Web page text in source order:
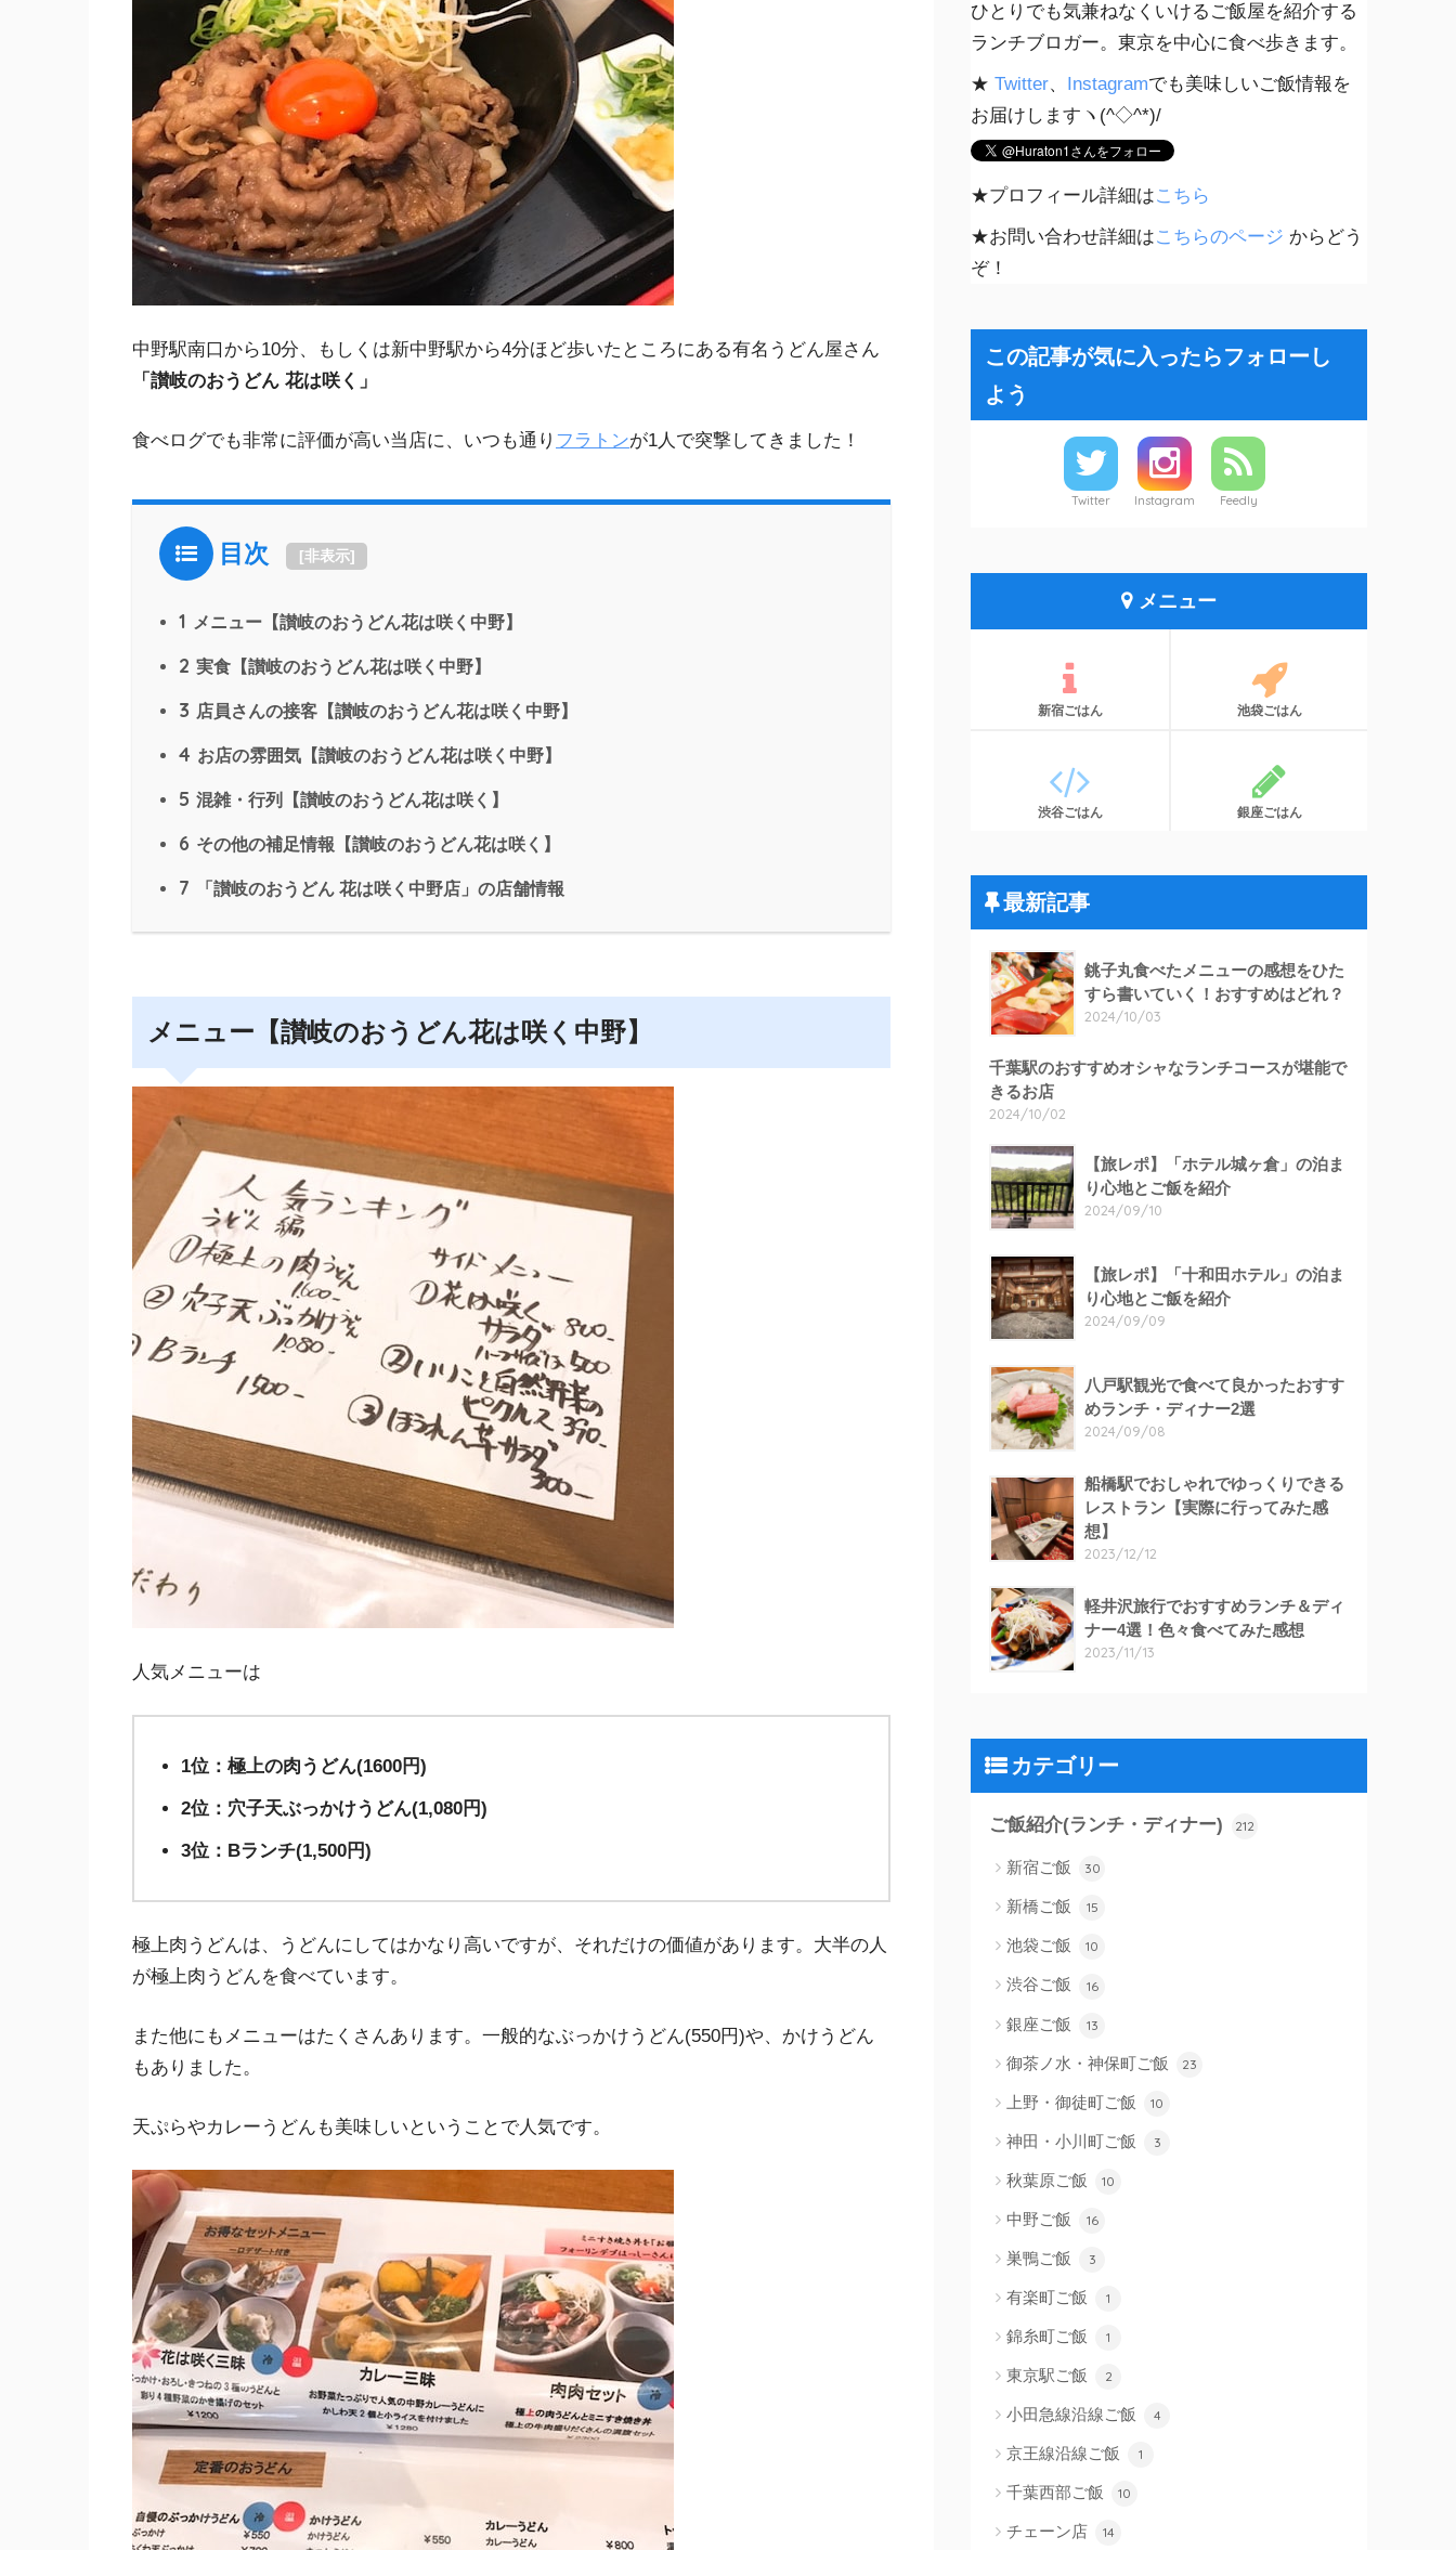
中野駅南口から10分、もしくは新中野駅から4分ほど歩いたところにある有名うどん屋さん
「讃岐のおうどん 花は咲く」
食べログでも非常に評価が高い当店に、いつも通り フラトンが1人で突撃してきました！
目次 [非表示]
1 メニュー【讃岐のおうどん花は咲く中野】
2 実食【讃岐のおうどん花は咲く中野】
3 店員さんの接客【讃岐のおうどん花は咲く中野】
4 お店の雰囲気【讃岐のおうどん花は咲く中野】
5 混雑・行列【讃岐のおうどん花は咲く】
6 その他の補足情報【讃岐のおうどん花は咲く】
7 「讃岐のおうどん 花は咲く中野店」の店舗情報
メニュー【讃岐のおうどん花は咲く中野】
人気メニューは
1位：極上の肉うどん(1600円)
2位：穴子天ぶっかけうどん(1,080円)
3位：Bランチ(1,500円)
極上肉うどんは、うどんにしてはかなり高いですが、それだけの価値があります。大半の人
が極上肉うどんを食べています。
また他にもメニューはたくさんあります。一般的なぶっかけうどん(550円)や、かけうどん
もありました。
天ぷらやカレーうどんも美味しいということで人気です。
ひとりでも気兼ねなくいけるご飯屋を紹介する
ランチブロガー。東京を中心に食べ歩きます。
★Twitter、 Instagramでも美味しいご飯情報を
お届けしますヽ(^◇^*)/
★プロフィール詳細はこちら
★お問い合わせ詳細はこちらのページ からどう
ぞ！
この記事が気に入ったらフォローし
よう
Twitter Instagram Feedly
メニュー
新宿ごはん 池袋ごはん
渋谷ごはん 銀座ごはん
最新記事
銚子丸食べたメニューの感想をひた
すら書いていく！おすすめはどれ？
2024/10/03
千葉駅のおすすめオシャなランチコースが堪能で
きるお店
2024/10/02
【旅レポ】「ホテル城ヶ倉」の泊ま
り心地とご飯を紹介
2024/09/10
【旅レポ】「十和田ホテル」の泊ま
り心地とご飯を紹介
2024/09/09
八戸駅観光で食べて良かったおすす
めランチ・ディナー2選
2024/09/08
船橋駅でおしゃれでゆっくりできる
レストラン【実際に行ってみた感
想】
2023/12/12
軽井沢旅行でおすすめランチ＆ディ
ナー4選！色々食べてみた感想
2023/11/13
カテゴリー
ご飯紹介(ランチ・ディナー) 212
新宿ご飯 30
新橋ご飯 15
池袋ご飯 10
渋谷ご飯 16
銀座ご飯 13
御茶ノ水・神保町ご飯 23
上野・御徒町ご飯 10
神田・小川町ご飯 3
秋葉原ご飯 10
中野ご飯 16
巣鴨ご飯 3
有楽町ご飯 1
錦糸町ご飯 1
東京駅ご飯 2
小田急線沿線ご飯 4
京王線沿線ご飯 1
千葉西部ご飯 10
チェーン店 14